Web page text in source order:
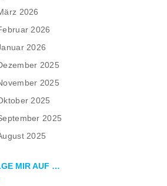
2026
2026
2026
2025
2025
2025
2025
2025
MIR AUF …